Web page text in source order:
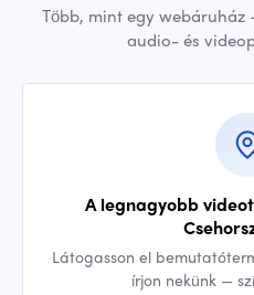
Több, mint egy
audio- és
A legnagyobb
Látogasson el
írjon nekünk —